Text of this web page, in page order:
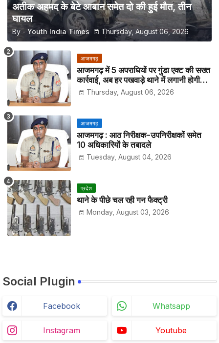
अतीक अहमद के बेटे आबान समेत दो की हुई मौत, तीन
घायल
By - Youth India Times Thursday, August 06, 2026
आजमगढ़
आजमगढ़ में 5 अपराधियों पर गुंडा एक्ट की सख्त
कार्रवाई, अब हर पखवाड़े थाने में लगानी होगी
हाजिरीThursday, August 06, 2026
आजमगढ़
आजमगढ़ : आठ निरीक्षक-उपनिरीक्षकों समेत
10 अधिकारियों के तबादले
Tuesday, August 04, 2026
प्रदेश
थाने के पीछे चल रही गन फैक्ट्री
Monday, August 03, 2026
Social Plugin
Facebook Whatsapp
Instagram Youtube